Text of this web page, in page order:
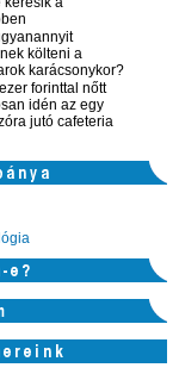
költeni a
karácsonykor?
forinttal nőtt
idén az egy
jutó cafeteria